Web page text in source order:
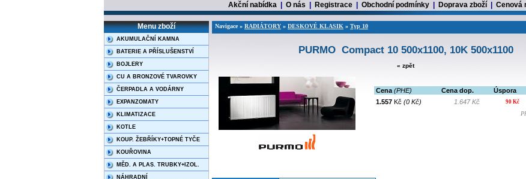
Akční nabídka O nás Registrace Obchodní podmínky Doprava zboží Cenová
Menu zboží
AKUMULAČNÍ KAMNA
BATERIE A PŘÍSLUŠENSTVÍ
BOJLERY
CU A BRONZOVÉ TVAROVKY
ČERPADLA A VODÁRNY
EXPANZOMATY
KLIMATIZACE
KOTLE
KOUP. ŽEBŘÍKY+TOPNÉ TYČE
KOUŘOVINA
MĚD. A PLAS. TRUBKY+IZOL.
NÁHRADNÍ
Navigace » RADIÁTORY » DESKOVÉ KLASIK » Typ 10
PURMO Compact 10 500x1100, 10K 500x1100
« zpět
Cena (PHE) Cena dop. Úspora
1.557 Kč (0 Kč) 1.647 Kč 90 Kč